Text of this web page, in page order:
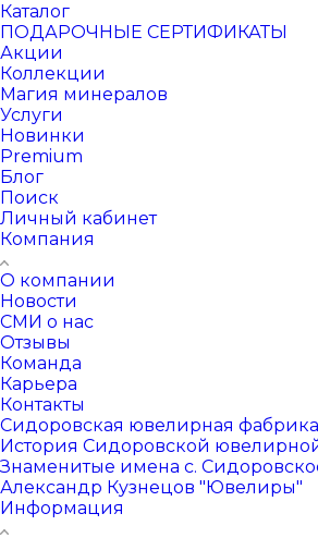
Каталог
ПОДАРОЧНЫЕ СЕРТИФИКАТЫ
Акции
Коллекции
Магия минералов
Услуги
Новинки
Premium
Блог
Поиск
Личный кабинет
Компания
О компании
Новости
СМИ о нас
Отзывы
Команда
Карьера
Контакты
Сидоровская ювелирная
История Сидоровской
Знаменитые имена с.
Александр Кузнецов "Ювелиры"
Информация